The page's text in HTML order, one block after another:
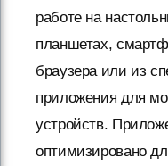
работе на
планшетах,
браузера или из
приложения для
устройств.
оптимизировано